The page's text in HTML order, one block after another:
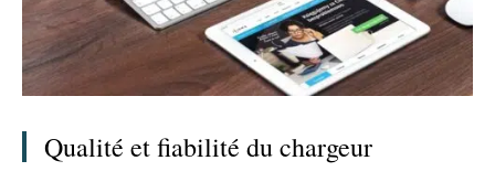
Qualité et fiabilité du chargeur